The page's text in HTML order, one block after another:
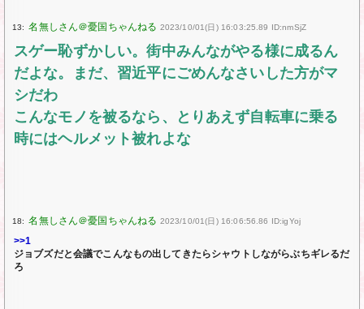
13: 2023/10/01(日) 16:03:25.89 ID:nmSjZ
スゲー恥ずかしい。街中みんながやる様に成るん
だよな。まだ、習近平にごめんなさいした方がマ
シだわ
こんなモノを被るなら、とりあえず自転車に乗る
時にはヘルメット被れよな
18: 2023/10/01(日) 16:06:56.86 ID:igYoj
>>1
ジョブズだと会議でこんなもの出してきたらシャウトしながらぶちギレるだ
ろ